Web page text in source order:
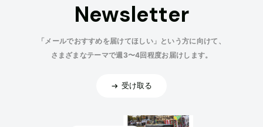
Newsletter
「メールでおすすめを届けてほしい」という方に向けて、
さまざまなテーマで週3〜4回程度お届けします。
受け取る